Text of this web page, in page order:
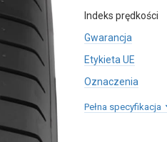
Indeks prędkości
Gwarancja
Etykieta UE
Oznaczenia
Pełna specyfikacja